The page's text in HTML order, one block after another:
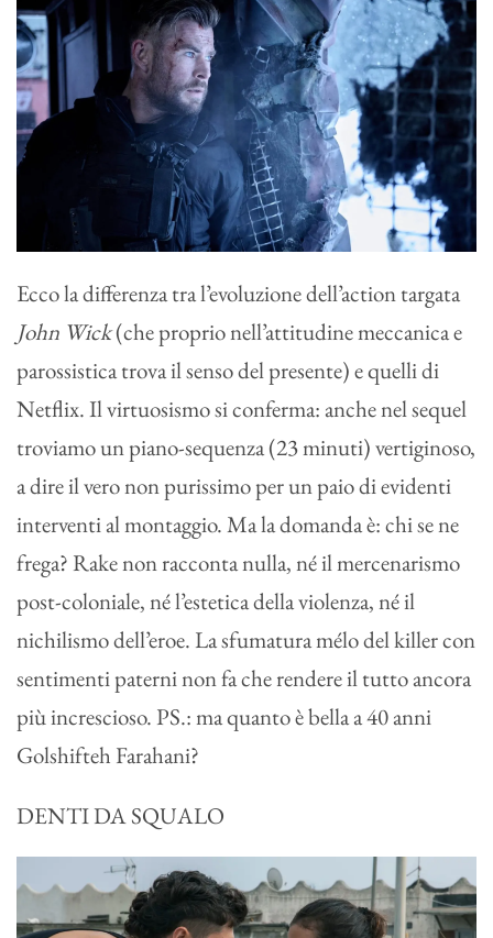
Ecco la differenza tra l’evoluzione dell’action targata
John Wick(che proprio nell’attitudine meccanica e
parossistica trova il senso del presente) e quelli di
Netflix. Il virtuosismo si conferma: anche nel sequel
troviamo un piano-sequenza (23 minuti) vertiginoso,
a dire il vero non purissimo per un paio di evidenti
interventi al montaggio. Ma la domanda è: chi se ne
frega? Rake non racconta nulla, né il mercenarismo
post-coloniale, né l’estetica della violenza, né il
nichilismo dell’eroe. La sfumatura mélo del killer con
sentimenti paterni non fa che rendere il tutto ancora
più increscioso. PS.: ma quanto è bella a 40 anni
Golshifteh Farahani?
DENTI DA SQUALO